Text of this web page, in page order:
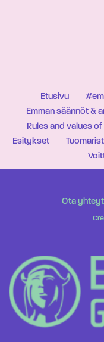
Etusivu
Emman säännöt &
Rules and values
Esitykset
Ota